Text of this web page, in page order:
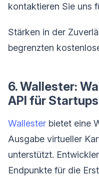
kontaktieren Sie uns
Stärken in der
begrenzten
6. Wallester:
API für
Wallester bietet eine
Ausgabe virtueller
unterstützt.
Endpunkte für die